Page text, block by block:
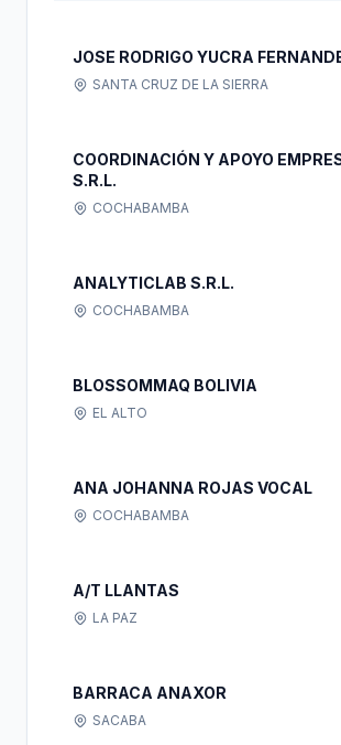
JOSE RODRIGO YUCRA
SANTA CRUZ DE LA SIERRA
COORDINACIÓN Y APOYO
S.R.L.
COCHABAMBA
ANALYTICLAB S.R.L.
COCHABAMBA
BLOSSOMMAQ BOLIVIA
EL ALTO
ANA JOHANNA ROJAS VOCAL
COCHABAMBA
A/T LLANTAS
LA PAZ
BARRACA ANAXOR
SACABA